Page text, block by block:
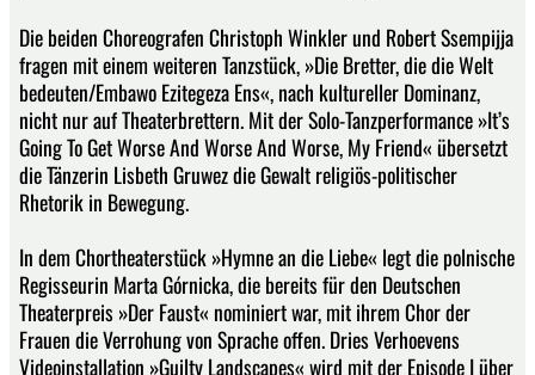
Die beiden Choreografen Christoph Winkler und Robert Ssempijja
fragen mit einem weiteren Tanzstück, »Die Bretter, die die Welt
bedeuten/Embawo Ezitegeza Ens«, nach kultureller Dominanz,
nicht nur auf Theaterbrettern. Mit der Solo-Tanzperformance »It’s
Going To Get Worse And Worse And Worse, My Friend« übersetzt
die Tänzerin Lisbeth Gruwez die Gewalt religiös-politischer
Rhetorik in Bewegung.
In dem Chortheaterstück »Hymne an die Liebe« legt die polnische
Regisseurin Marta Górnicka, die bereits für den Deutschen
Theaterpreis »Der Faust« nominiert war, mit ihrem Chor der
Frauen die Verrohung von Sprache offen. Dries Verhoevens
Videoinstallation »Guilty Landscapes« wird mit der Episode I über